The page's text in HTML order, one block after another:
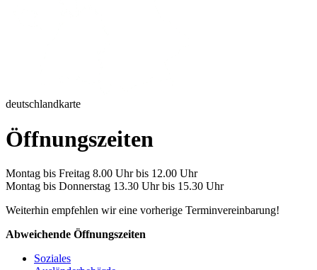
deutschlandkarte
Öffnungszeiten
Montag bis Freitag 8.00 Uhr bis 12.00 Uhr
Montag bis Donnerstag 13.30 Uhr bis 15.30 Uhr
Weiterhin empfehlen wir eine vorherige Terminvereinbarung!
Abweichende Öffnungszeiten
Soziales